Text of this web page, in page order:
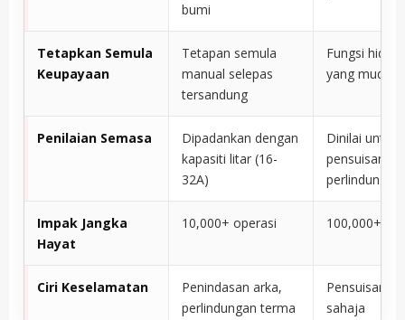
bumi
Tetapkan Semula
Keupayaan
Tetapan semula
manual selepas
tersandung
Fungsi
yang mudah
Penilaian Semasa
Dipadankan dengan
kapasiti litar (16-
32A)
Dinilai untuk
pensuisan,
perlindungan
Impak Jangka
Hayat
10,000+ operasi 100,000+
Ciri Keselamatan
Penindasan arka,
perlindungan terma
Pensuisan
sahaja